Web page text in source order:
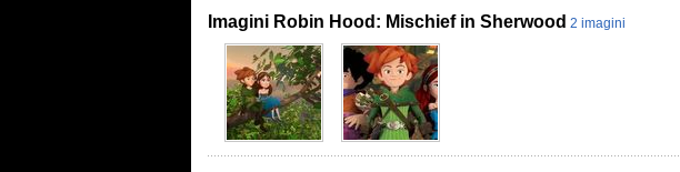
Imagini Robin Hood: Mischief in Sherwood 2 imagini